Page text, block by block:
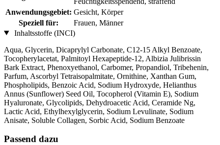
Anwendungsgebiet: Gesicht, Körper
Speziell für:
Frauen, Männer
Inhaltsstoffe (INCI)
Aqua, Glycerin, Dicaprylyl Carbonate, C12-15 Alkyl Benzoate,
Tocopherylacetat, Palmitoyl Hexapeptide-12, Albizia Julibrissin
Bark Extract, Phenoxyethanol, Carbomer, Propandiol, Tribehenin,
Parfum, Ascorbyl Tetraisopalmitate, Ornithine, Xanthan Gum,
Phospholipids, Benzoic Acid, Sodium Hydroxyde, Helianthus
Annus (Sunflower) Seed Oil, Tocopherol (Vitamin E), Sodium
Hyaluronate, Glycolipids, Dehydroacetic Acid, Ceramide Ng,
Lactic Acid, Ethylhexylglycerin, Sodium Levulinate, Sodium
Anisate, Soluble Collagen, Sorbic Acid, Sodium Benzoate
Passend dazu